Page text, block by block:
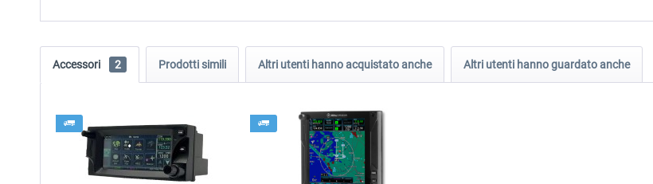
Accessori 2 Prodotti simili Altri utenti hanno acquistato anche Altri utenti hanno guardato anche